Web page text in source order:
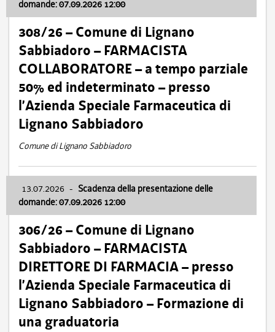
domande: 07.09.2026 12:00
308/26 – Comune di Lignano
Sabbiadoro – FARMACISTA
COLLABORATORE – a tempo parziale
50% ed indeterminato – presso
l’Azienda Speciale Farmaceutica di
Lignano Sabbiadoro
Comune di Lignano Sabbiadoro
13.07.2026 - Scadenza della presentazione delle
domande: 07.09.2026 12:00
306/26 – Comune di Lignano
Sabbiadoro – FARMACISTA
DIRETTORE DI FARMACIA – presso
l’Azienda Speciale Farmaceutica di
Lignano Sabbiadoro – Formazione di
una graduatoria